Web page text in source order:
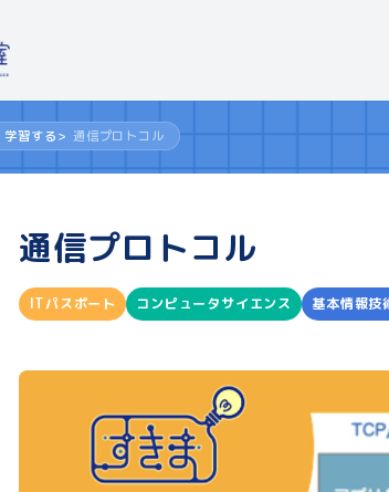
学習する 通信プロトコル
通信プロトコル
ITパスポート コンピュータサイエンス 基本情報技